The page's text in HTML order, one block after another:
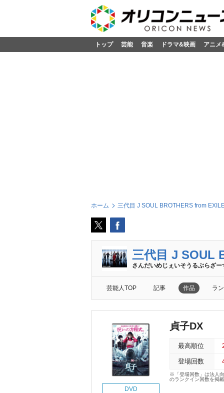
トップ 芸能 音楽 ドラマ&映画 アニメ
ホーム 三代目 J SOUL BROTHERS from
三代目 J SOUL
さんだいめじぇいそうるぶらざ
芸能人TOP 記事 作品 ラ
DVD
貞子DX
最高順位
登場回数
※「登場回数」は法人
のランクイン回数を掲